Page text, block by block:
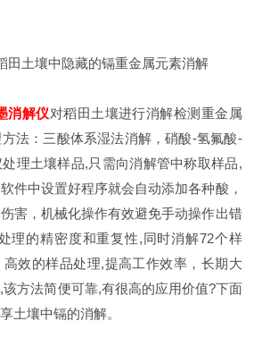
田土壤中隐藏的镉重金属元素消解
消解仪对稻田土壤进行消解检测重金属
法：三酸体系湿法消解，硝酸-氢氟酸-
理土壤样品,只需向消解管中称取样品,
件中设置好程序就会自动添加各种酸，
害，机械化操作有效避免手动操作出错
理的精密度和重复性,同时消解72个样
效的样品处理,提高工作效率，长期大
方法简便可靠,有很高的应用价值?下面
土壤中镉的消解。